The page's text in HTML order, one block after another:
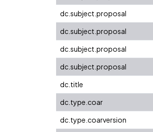
dc.subject.proposal
dc.subject.proposal
dc.subject.proposal
dc.subject.proposal
dc.title
dc.type.coar
dc.type.coarversion